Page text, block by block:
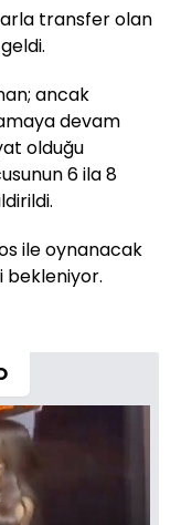
transfer olan
ancak
devam
olduğu
6 ila 8
ile oynanacak
bekleniyor.